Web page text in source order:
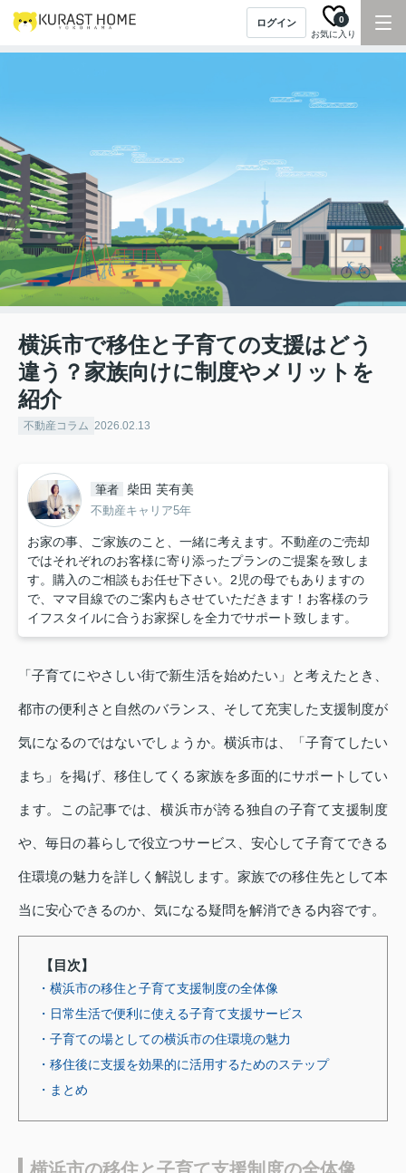
ログイン
お気に入り
0
横浜市で移住と子育ての支援はどう
違う？家族向けに制度やメリットを
紹介
不動産コラム 2026.02.13
筆者 柴田 芙有美
不動産キャリア5年
お家の事、ご家族のこと、一緒に考えます。不動産のご売却
ではそれぞれのお客様に寄り添ったプランのご提案を致しま
す。購入のご相談もお任せ下さい。2児の母でもありますの
で、ママ目線でのご案内もさせていただきます！お客様のラ
イフスタイルに合うお家探しを全力でサポート致します。
「子育てにやさしい街で新生活を始めたい」と考えたとき、
都市の便利さと自然のバランス、そして充実した支援制度が
気になるのではないでしょうか。横浜市は、「子育てしたい
まち」を掲げ、移住してくる家族を多面的にサポートしてい
ます。この記事では、横浜市が誇る独自の子育て支援制度
や、毎日の暮らしで役立つサービス、安心して子育てできる
住環境の魅力を詳しく解説します。家族での移住先として本
当に安心できるのか、気になる疑問を解消できる内容です。
【目次】
・横浜市の移住と子育て支援制度の全体像
・日常生活で便利に使える子育て支援サービス
・子育ての場としての横浜市の住環境の魅力
・移住後に支援を効果的に活用するためのステップ
・まとめ